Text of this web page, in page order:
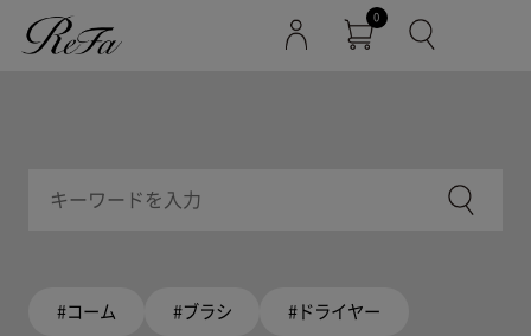
0
#コーム #ブラシ #ドライヤー